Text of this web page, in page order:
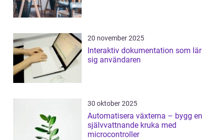
20 november 2025
Interaktiv dokumentation som lär
sig användaren
30 oktober 2025
Automatisera växterna – bygg en
självvattnande kruka med
microcontroller